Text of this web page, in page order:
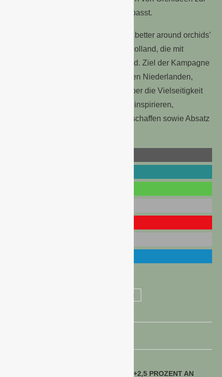
eigenen Persönlichkeit am besten passt.
Die Orchideen-Kampagne ‘We feel better around orchids’
ist eine Initiative des Blumenbüro Holland, die mit
Fördermitteln der EU unterstützt wird. Ziel der Kampagne
ist es, Verbraucher in Frankreich, den Niederlanden,
Großbritannien und Deutschland über die Vielseitigkeit
der Orchidee zu informieren, sie zu inspirieren,
Aufmerksamkeit für die Pflanze zu schaffen sowie Absatz
PFLEGE VON ORCHIDEEN
HDE HEBT UMSATZPROGNOSE AUF +2,5 PROZENT AN